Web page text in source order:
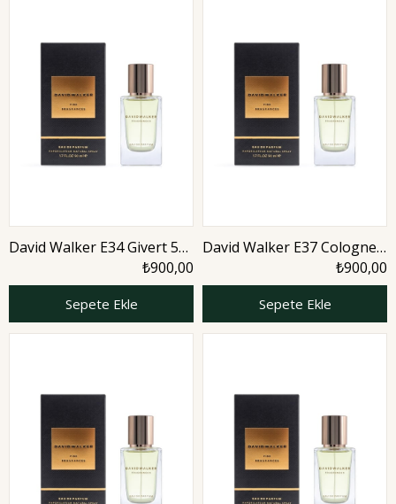
David Walker E34 Givert 50
ml Erkek Parfüm | Woody
₺900,00
Sepete Ekle
David Walker E37 Cologne
50 ml Erkek Parfüm |
Nature
₺900,00
Sepete Ekle